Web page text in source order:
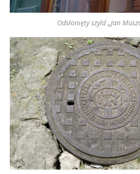
Odsłonięty szyld „Jan